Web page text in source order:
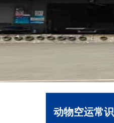
动物空运常识